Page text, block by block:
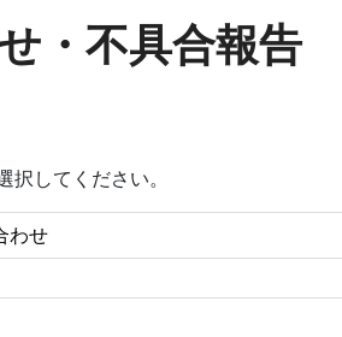
・不具合報告
してください。